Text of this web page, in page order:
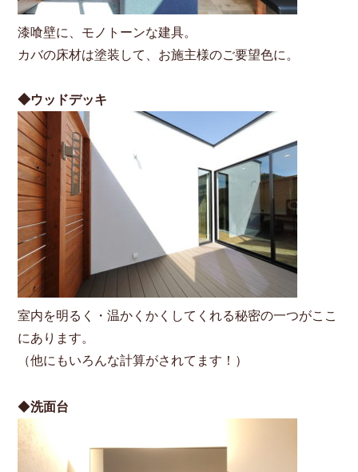
漆喰壁に、モノトーンな建具。
カバの床材は塗装して、お施主様のご要望色に。
◆ウッドデッキ
室内を明るく・温かくかくしてくれる秘密の一つがここ
にあります。
（他にもいろんな計算がされてます！）
◆洗面台